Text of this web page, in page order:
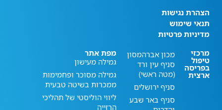
הצהרת נגישות
תנאי שימוש
מדיניות פרטיות
מרכזי
טיפול
בפריסה
ארצית
מכון אברהמסון
סניף עין ורד
(מטה ראשי)
סניף ירושלים
סניף באר שבע
מפת אתר
גמילה מעישון
גמילה מסוכר ופחמימות
ממכרות בשיטה טבעית
ליווי הוליסטי של תהליכי
הרזייה